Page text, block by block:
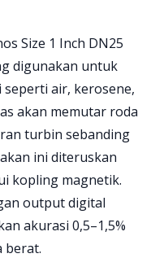
Size 1 Inch DN25
digunakan untuk
air, kerosene,
akan memutar roda
turbin sebanding
ini diteruskan
kopling magnetik.
output digital
akurasi 0,5–1,5%
berat.